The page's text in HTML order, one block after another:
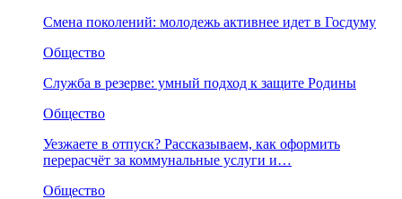
Смена поколений: молодежь активнее идет в Госдуму
Общество
Служба в резерве: умный подход к защите Родины
Общество
Уезжаете в отпуск? Рассказываем, как оформить
перерасчёт за коммунальные услуги и…
Общество